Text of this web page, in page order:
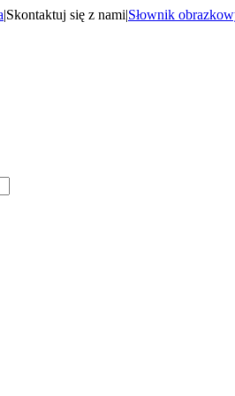
|Skontaktuj się z nami|Słownik